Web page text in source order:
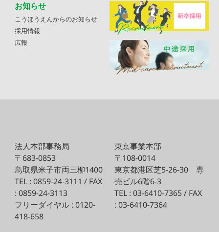
お知らせ
こうほうえんからのお知らせ
採用情報
広報
法人本部事務局
〒683-0853
鳥取県米子市両三柳1400
TEL : 0859-24-3111 / FAX
: 0859-24-3113
フリーダイヤル : 0120-
418-658
東京事業本部
〒108-0014
東京都港区芝5-26-30 専
売ビル6階6-3
TEL : 03-6410-7365 / FAX
: 03-6410-7364